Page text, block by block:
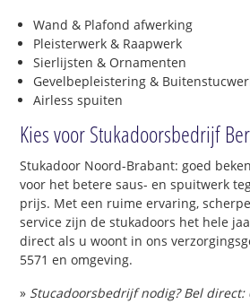
Wand & Plafond afwerking
Pleisterwerk & Raapwerk
Sierlijsten & Ornamenten
Gevelbepleistering &
Airless spuiten
Kies voor Stukadoorsbedrijf
Stukadoor Noord-Brabant: goed
voor het betere saus- en spuitwerk
prijs. Met een ruime ervaring,
service zijn de stukadoors het hele
direct als u woont in ons
5571 en omgeving.
» Stucadoorsbedrijf nodig? Bel direct: